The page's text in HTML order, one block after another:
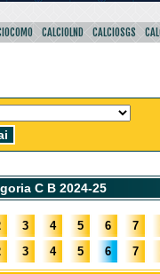
CALCIOLND CALCIOSGS
C B 2024-25
3 4 5 6 7
3 4 5 6 7